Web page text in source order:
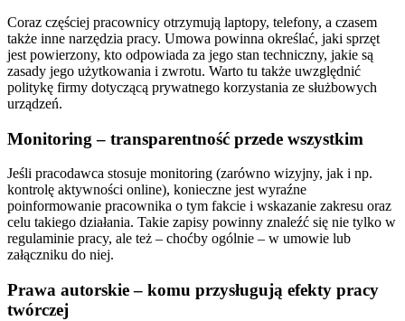
Coraz częściej pracownicy otrzymują laptopy, telefony, a czasem
także inne narzędzia pracy. Umowa powinna określać, jaki sprzęt
jest powierzony, kto odpowiada za jego stan techniczny, jakie są
zasady jego użytkowania i zwrotu. Warto tu także uwzględnić
politykę firmy dotyczącą prywatnego korzystania ze służbowych
urządzeń.
Monitoring – transparentność przede wszystkim
Jeśli pracodawca stosuje monitoring (zarówno wizyjny, jak i np.
kontrolę aktywności online), konieczne jest wyraźne
poinformowanie pracownika o tym fakcie i wskazanie zakresu oraz
celu takiego działania. Takie zapisy powinny znaleźć się nie tylko w
regulaminie pracy, ale też – choćby ogólnie – w umowie lub
załączniku do niej.
Prawa autorskie – komu przysługują efekty pracy
twórczej